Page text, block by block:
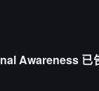
Awareness 已